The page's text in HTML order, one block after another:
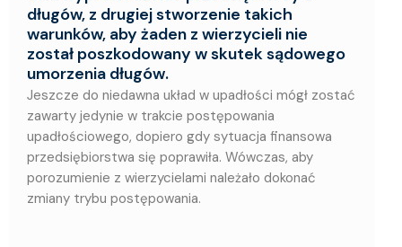
długów, z drugiej stworzenie takich
warunków, aby żaden z wierzycieli nie
został poszkodowany w skutek sądowego
umorzenia długów.
Jeszcze do niedawna układ w upadłości mógł zostać
zawarty jedynie w trakcie postępowania
upadłościowego, dopiero gdy sytuacja finansowa
przedsiębiorstwa się poprawiła. Wówczas, aby
porozumienie z wierzycielami należało dokonać
zmiany trybu postępowania.